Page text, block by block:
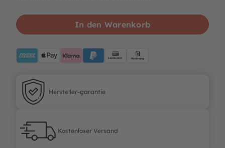
In den Warenkorb
ApplePayKlarna PayPalBlueLastschrift
Hersteller-garantie
Hersteller-garantie
Kostenloser Versand
Kostenloser Versand